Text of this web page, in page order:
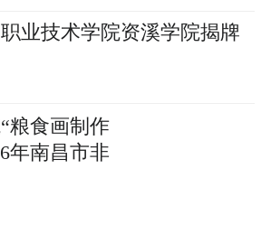
业技术学院资溪学院揭牌
粮食画制作
年南昌市非